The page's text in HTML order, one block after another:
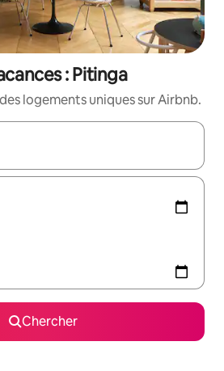
: Pitinga
logements uniques sur Airbnb.
affichés, parcourez-les en utilisant
Chercher